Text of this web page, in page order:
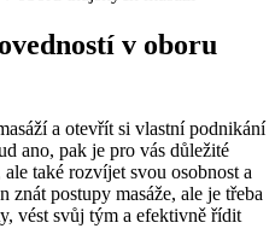
v oboru
a otevřít si vlastní podnikání
ano, pak je pro vás důležité
také rozvíjet svou osobnost a
znát postupy masáže, ale je třeba
vést svůj tým a efektivně řídit